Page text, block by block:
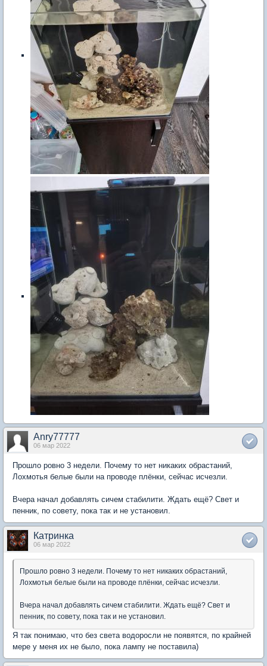
Anry77777
06 мар 2022
Прошло ровно 3 недели. Почему то нет никаких обрастаний,
Лохмотья белые были на проводе плёнки, сейчас исчезли.
Вчера начал добавлять сичем стабилити. Ждать ещё? Свет и
пенник, по совету, пока так и не установил.
Катринка
06 мар 2022
Прошло ровно 3 недели. Почему то нет никаких обрастаний,
Лохмотья белые были на проводе плёнки, сейчас исчезли.
Вчера начал добавлять сичем стабилити. Ждать ещё? Свет и
пенник, по совету, пока так и не установил.
Я так понимаю, что без света водоросли не появятся, по крайней
мере у меня их не было, пока лампу не поставила)